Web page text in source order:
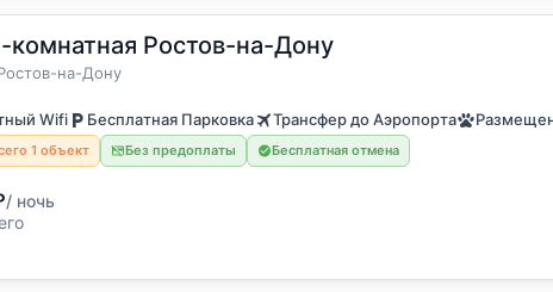
комнатная Ростов-на-Дону
на-Дону
гостей
Wifi Бесплатная Парковка Трансфер до Аэропорта
1 объект Без предоплаты Бесплатная отмена
/ ночь